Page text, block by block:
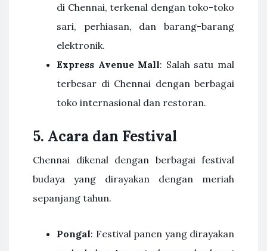
di Chennai, terkenal dengan toko-toko
sari, perhiasan, dan barang-barang
elektronik.
Express Avenue Mall: Salah satu mal
terbesar di Chennai dengan berbagai
toko internasional dan restoran.
5. Acara dan Festival
Chennai dikenal dengan berbagai festival
budaya yang dirayakan dengan meriah
sepanjang tahun.
Pongal: Festival panen yang dirayakan